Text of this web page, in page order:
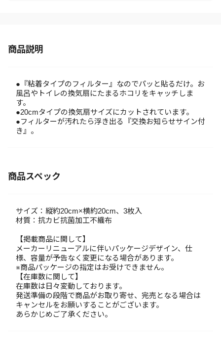
商品説明
●『粘着タイプのフィルター』なのでパッと貼るだけ。お
風呂やトイレの換気扇にたまるホコリをキャッチしま
す。
●20cmタイプの換気扇サイズにカットされています。
●フィルターが汚れたら浮き出る『交換お知らせサイン付
き』。
商品スペック
サイズ：縦約20cm×横約20cm、3枚入
材質：抗カビ抗菌加工不織布
【掲載商品に関して】
メーカーリニューアルに伴いパッケージデザイン、仕
様、容量が予告なく変更になる場合があります。
※商品パッケージの指定はお受けできません。
【在庫数に関して】
在庫数は日々変動しております。
発送準備の段階で商品がお取り寄せ、完売となる場合は
キャンセルをお願いすることがございます。
あらかじめご了承ください。